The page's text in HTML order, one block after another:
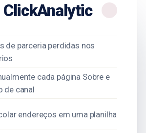
ClickAnalytic
de parceria perdidas nos
cada página Sobre e
de canal
endereços em uma planilha